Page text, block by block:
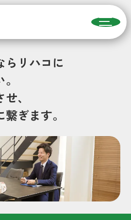
らリハコに
、
ぎます。